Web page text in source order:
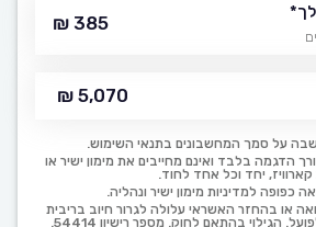
*
385 ₪
5,070 ₪
על סמך המחשבונים בתנאי השימוש.
הדגמה בלבד ואינם מחייבים את מימון ישיר או
יחד וכל אחד לחוד.
כפופה למדיניות מימון ישיר ונהליה.
או בהחזר האשראי עלולה לגרור חיוב בריבית
הגילוי בהתאם לחוק. מספר רישיון 54414.